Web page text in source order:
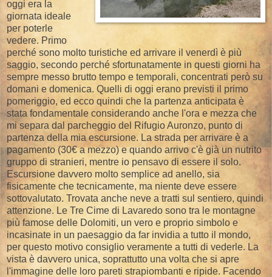
oggi era la
giornata ideale
per poterle
vedere. Primo
perché sono molto turistiche ed arrivare il venerdì è più
saggio, secondo perché sfortunatamente in questi giorni ha
sempre messo brutto tempo e temporali, concentrati però su
domani e domenica. Quelli di oggi erano previsti il primo
pomeriggio, ed ecco quindi che la partenza anticipata è
stata fondamentale considerando anche l'ora e mezza che
mi separa dal parcheggio del Rifugio Auronzo, punto di
partenza della mia escursione. La strada per arrivare è a
pagamento (30€ a mezzo) e quando arrivo c'è già un nutrito
gruppo di stranieri, mentre io pensavo di essere il solo.
Escursione davvero molto semplice ad anello, sia
fisicamente che tecnicamente, ma niente deve essere
sottovalutato. Trovata anche neve a tratti sul sentiero, quindi
attenzione. Le Tre Cime di Lavaredo sono tra le montagne
più famose delle Dolomiti, un vero e proprio simbolo e
incasinate in un paesaggio da far invidia a tutto il mondo,
per questo motivo consiglio veramente a tutti di vederle. La
vista è davvero unica, soprattutto una volta che si apre
l'immagine delle loro pareti strapiombanti e ripide. Facendo